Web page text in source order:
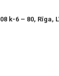
k-6 – 80, Rīga,